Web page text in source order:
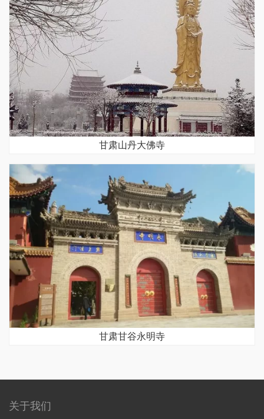
甘肃山丹大佛寺
甘肃甘谷永明寺
关于我们